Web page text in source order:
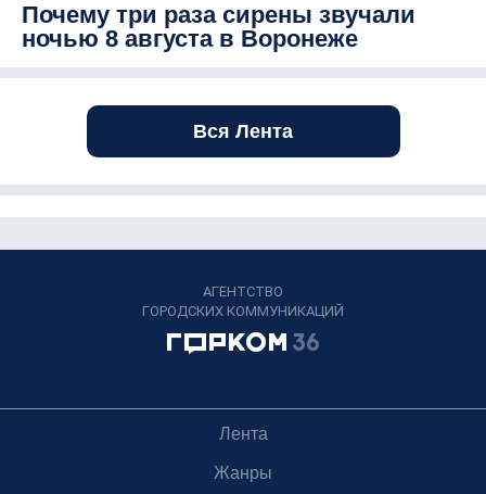
Почему три раза сирены звучали
ночью 8 августа в Воронеже
Вся Лента
АГЕНТСТВО
ГОРОДСКИХ КОММУНИКАЦИЙ
Лента
Жанры